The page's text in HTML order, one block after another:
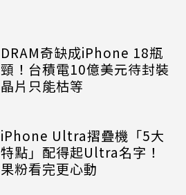
DRAM奇缺成iPhone 18瓶
頸！台積電10億美元待封裝
晶片只能枯等
iPhone Ultra摺疊機「5大
特點」配得起Ultra名字！
果粉看完更心動